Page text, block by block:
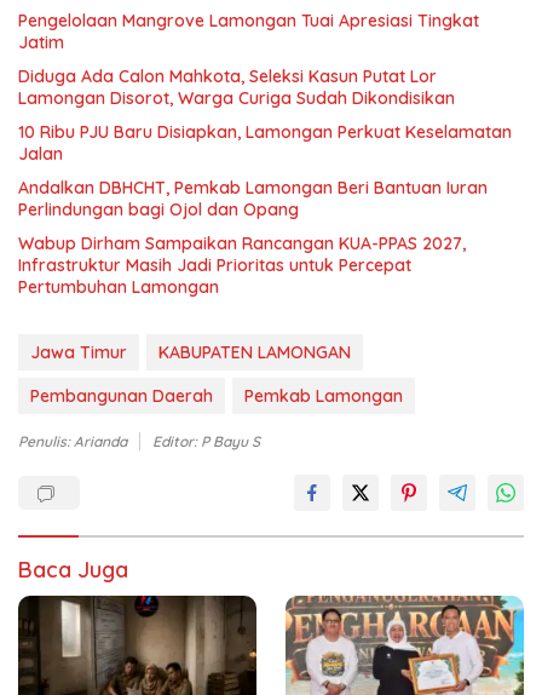
Pengelolaan Mangrove Lamongan Tuai Apresiasi Tingkat
Jatim
Diduga Ada Calon Mahkota, Seleksi Kasun Putat Lor
Lamongan Disorot, Warga Curiga Sudah Dikondisikan
10 Ribu PJU Baru Disiapkan, Lamongan Perkuat Keselamatan
Jalan
Andalkan DBHCHT, Pemkab Lamongan Beri Bantuan Iuran
Perlindungan bagi Ojol dan Opang
Wabup Dirham Sampaikan Rancangan KUA-PPAS 2027,
Infrastruktur Masih Jadi Prioritas untuk Percepat
Pertumbuhan Lamongan
Jawa Timur
KABUPATEN LAMONGAN
Pembangunan Daerah
Pemkab Lamongan
Penulis: Arianda Editor: P Bayu S
Baca Juga